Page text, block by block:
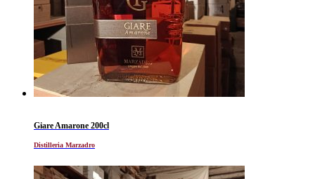
Giare Amarone 200cl
Distilleria Marzadro